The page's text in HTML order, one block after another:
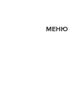
МЕНЮ